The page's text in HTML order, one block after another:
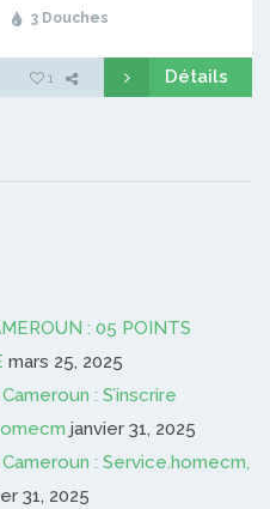
3 Douches
1 Détails
: 05 POINTS
mars 25, 2025
: S’inscrire
janvier 31, 2025
: Service.homecm,
31, 2025